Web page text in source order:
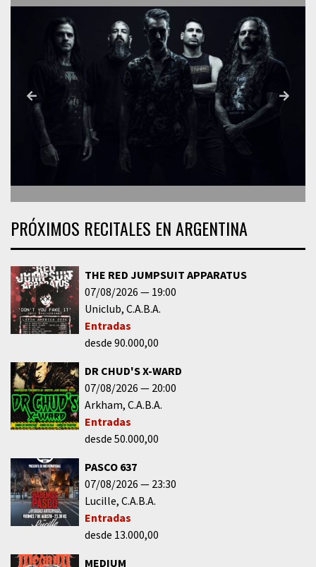
PRÓXIMOS RECITALES EN ARGENTINA
THE RED JUMPSUIT APPARATUS
07/08/2026
19:00
Uniclub C.A.B.A.
Entradas
desde 90.000,00
DR CHUD'S X-WARD
07/08/2026
20:00
Arkham C.A.B.A.
Entradas
desde 50.000,00
PASCO 637
07/08/2026
23:30
Lucille C.A.B.A.
Entradas
desde 13.000,00
MEDIUM